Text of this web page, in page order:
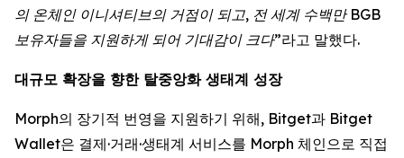
의 온체인 이니셔티브의 거점이 되고, 전 세계 수백만 BGB
보유자들을 지원하게 되어 기대감이 크다”라고 말했다.
대규모 확장을 향한 탈중앙화 생태계 성장
Morph의 장기적 번영을 지원하기 위해, Bitget과 Bitget
Wallet은 결제·거래·생태계 서비스를 Morph 체인으로 직접